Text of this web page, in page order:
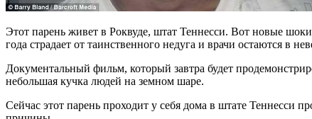
Этот парень живет в Роквуде, штат Теннесси. Вот новые
года страдает от таинственного недуга и врачи остаются в
Документальный фильм, который завтра будет
небольшая кучка людей на земном шаре.
Сейчас этот парень проходит у себя дома в штате Теннесси